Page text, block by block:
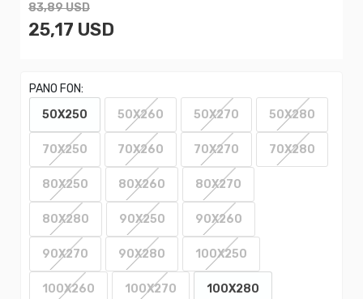
83,89 USD
25,17 USD
PANO FON:
50X250
50X260 50X270 50X280
70X250 70X260 70X270 70X280
80X250 80X260 80X270
80X280 90X250 90X260
90X270 90X280 100X250
100X260 100X270 100X280